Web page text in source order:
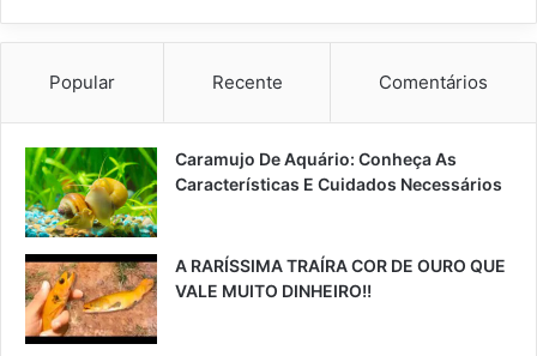
Popular Recente Comentários
Caramujo De Aquário: Conheça As
Características E Cuidados Necessários
A RARÍSSIMA TRAÍRA COR DE OURO QUE
VALE MUITO DINHEIRO!!